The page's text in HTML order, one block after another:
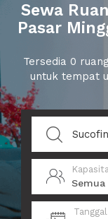
Sewa
Pasar
Tersedia 0
untuk tempat
Semua
Tanggal